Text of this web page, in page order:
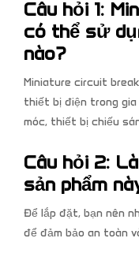
Câu hỏi 1:
có thể sử
nào?
Miniature circuit
thiết bị điện trong gia
móc, thiết bị chiếu
Câu hỏi 2:
sản phẩm
Để lắp đặt, bạn nên
để đảm bảo an toàn